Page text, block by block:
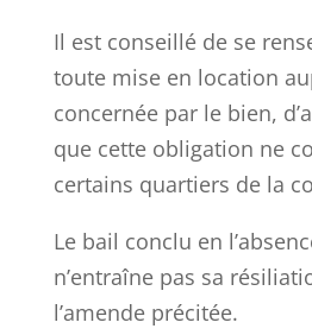
Il est conseillé de se
toute mise en location
concernée par le bien,
que cette obligation ne
certains quartiers de la
Le bail conclu en
n’entraîne pas sa
l’amende précitée.